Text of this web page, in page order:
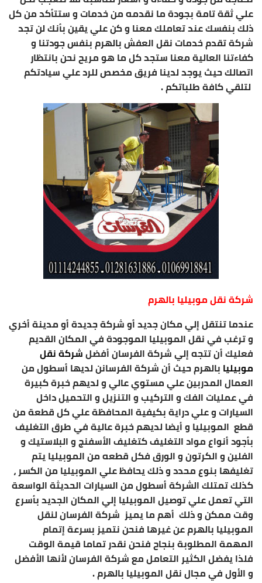
علي ثقة تامة بجودة ما نقدمه من خدمات و ستتأكد من كل
ذلك بنفسك عند تعاملك معنا و كن علي يقين بأنك لن تجد
شركة تقدم خدمات نقل العفش بالهرم بنفس جودتنا و
كفاءتنا العالية معنا ستجد كل ما هو مريح نحن بانتظار
اتصالك حيث يوجد لدينا فريق مخصص للرد علي سيادتكم
لتلقي كافة طلباتكم .
شركة نقل موبيليا بالهرم
عندما تنتقل إلي مكان جديد أو شركة جديدة أو مدينة أخري
و ترغب في نقل الموبيليا الموجودة في المكان القديم
فعليك أن تتجه إلي شركة الفرسان أفضلشركة نقل
موبيليا بالهرم حيث أن شركة الفرسانن لديها أسطول من
العمال المدربين علي مستوي عالي و لديهم خبرة كبيرة
في عمليات الفك و التركيب و التنزيل و التحميل داخل
السيارات و علي دراية بكيفية المحافظة علي كل قطعة من
قطع الموبيليا و أيضا لديهم خبرة عالية في طرق التغليف
بأجود أنواع مواد التغليف كتغليف الأسفنج و البلاستيك و
الفلين و الكرتون و الورق فكل قطعه من الموبيليا يتم
تغليفها بنوع محدد و ذلك يحافظ علي الموبيليا من الكسر ،
كذلك تمتلك الشركة أسطول من السيارات الحديثة الواسعة
التي تعمل علي توصيل الموبيليا إلي المكان الجديد بأسرع
وقت ممكن و ذلك أهم ما يميز شركة الفرسان لنقل
الموبيليا بالهرم عن غيرها فنحن نتميز بسرعة إتمام
المهمة المطلوبة بنجاح فنحن نقدر تماما قيمة الوقت
فلذا يفضل الكثير التعامل مع شركة الفرسان لأنها الأفضل
و الأول في مجال نقل الموبيليا بالهرم .